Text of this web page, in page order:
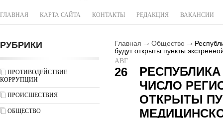
ГЛАВНАЯ КАРТА САЙТА КОНТАКТЫ РЕДАКЦИЯ ВАКАНСИИ
РУБРИКИ
ПРОТИВОДЕЙСТВИЕ
КОРРУПЦИИ
ПРОИСШЕСТВИЯ
ОБЩЕСТВО
Главная Общество
будут открыты пункты
АВГ
26
ЧИСЛО
ОТКРЫТЫ